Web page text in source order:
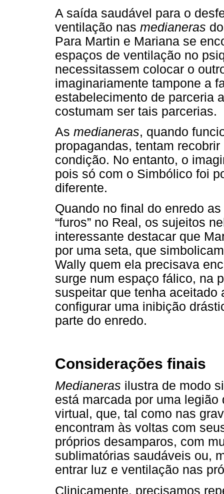
A saída saudável para o
ventilação nas medianeras
Para Martin e Mariana se
espaços de ventilação no
necessitassem colocar o
imaginariamente tampone a
estabelecimento de parceria
costumam ser tais parcerias.
As medianeras, quando
propagandas, tentam
condição. No entanto, o
pois só com o Simbólico foi
diferente.
Quando no final do enredo as
“furos” no Real, os sujeitos
interessante destacar que
por uma seta, que
Wally quem ela precisava
surge num espaço fálico, na
suspeitar que tenha aceitado
configurar uma inibição
parte do enredo.
Considerações finais
Medianeras ilustra de modo
está marcada por uma
virtual, que, tal como nas
encontram às voltas com
próprios desamparos, com
sublimatórias saudáveis ou,
entrar luz e ventilação nas
Clinicamente, precisamos